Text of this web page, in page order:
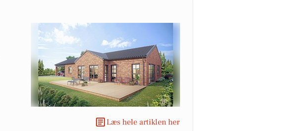
Læs hele artiklen her